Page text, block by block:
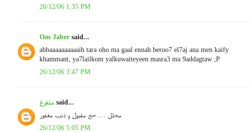
26/12/06 1:35 PM
Om Jaber said...
abbaaaaaaaaaaih tara oho ma gaal ennah beroo7 el7aj ana men kaify
khammant, ya7lailkom yalkuwaiteyeen masra3 ma 9addagtaw ;P
26/12/06 3:47 PM
متفرغ said...
محلل .... حج مقبول و ذنب مغفور
26/12/06 5:05 PM